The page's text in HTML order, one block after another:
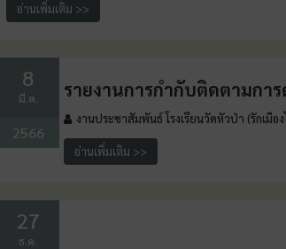
อ่านเพิ่มเติม >>
8
มี.ค.
2566
รายงานการกำกับติดตามกา
งานประชาสัมพันธ์ โรงเรียนวัดหัวป่า (รักเมือ
อ่านเพิ่มเติม >>
27
ธ.ค.